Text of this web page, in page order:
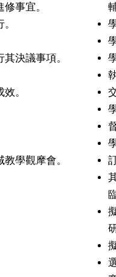
事宜。
決議事項。
。
學觀摩會。